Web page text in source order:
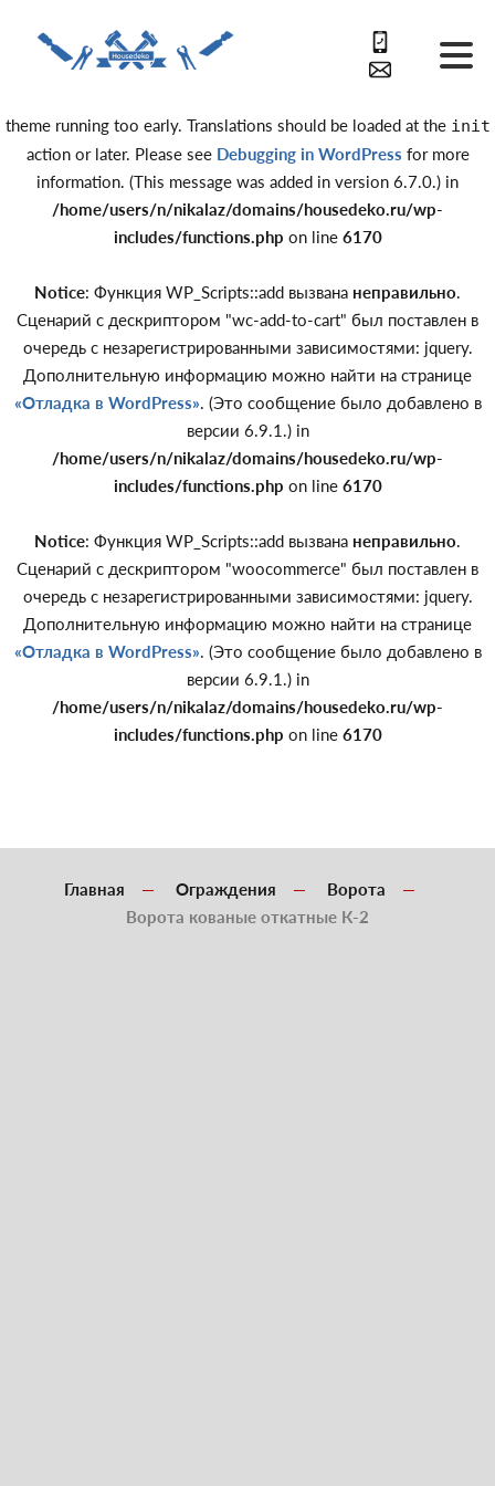
Notice: Function _load_textdomain_just_in_time was called
incorrectly . Translation loading for the
domain was triggered
theme running too early. Translations should be loaded at the init
action or later. Please see Debugging in WordPress for more
information. (This message was added in version 6.7.0.) in
/home/users/n/nikalaz/domains/housedeko.ru/wp-
includes/functions.php on line 6170
Notice: Функция WP_Scripts::add вызвана неправильно.
Сценарий с дескриптором "wc-add-to-cart" был поставлен в
очередь с незарегистрированными зависимостями: jquery.
Дополнительную информацию можно найти на странице
«Отладка в WordPress». (Это сообщение было добавлено в
версии 6.9.1.) in
/home/users/n/nikalaz/domains/housedeko.ru/wp-
includes/functions.php on line 6170
Notice: Функция WP_Scripts::add вызвана неправильно.
Сценарий с дескриптором "woocommerce" был поставлен в
очередь с незарегистрированными зависимостями: jquery.
Дополнительную информацию можно найти на странице
«Отладка в WordPress». (Это сообщение было добавлено в
версии 6.9.1.) in
/home/users/n/nikalaz/domains/housedeko.ru/wp-
includes/functions.php on line 6170
Главная Ограждения
Ворота
Ворота кованые откатные К-2